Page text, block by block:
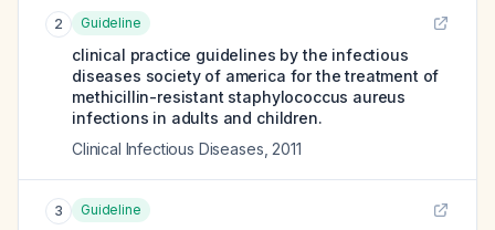
2 Guideline
clinical practice guidelines by the infectious
diseases society of america for the treatment of
methicillin-resistant staphylococcus aureus
infections in adults and children.
Clinical Infectious Diseases 2011
3 Guideline